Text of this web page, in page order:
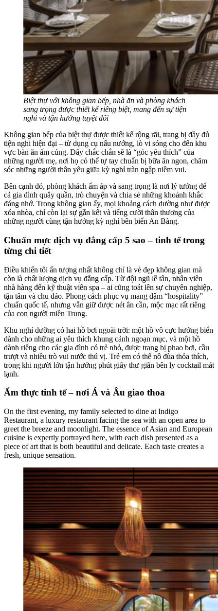
Biệt thự với không gian bếp, nhà ăn và phòng khách
sang trọng được thiết kế riêng biệt, mang đến sự tiện
nghi và tận hưởng tuyệt đối
Không gian bếp của biệt thự được thiết kế rộng rãi, trang bị đầy đủ
tiện nghi hiện đại – từ dụng cụ nấu nướng, lò vi sóng cho đến khu
vực bàn ăn ấm cúng. Đây chắc chắn sẽ là “góc yêu thích” của
những người mẹ, nơi họ có thể tự tay chuẩn bị bữa ăn ngon, chăm
sóc những người thân yêu giữa kỳ nghỉ tràn ngập niềm vui.
Bên cạnh đó, phòng khách ấm áp và sang trọng là nơi lý tưởng để
cả gia đình quây quần, trò chuyện và chia sẻ những khoảnh khắc
đáng nhớ. Trong không gian ấy, mọi khoảng cách dường như được
xóa nhòa, chỉ còn lại sự gắn kết và tiếng cười thân thương của
những người cùng tận hưởng kỳ nghỉ bên biển An Bàng.
Chuẩn mực dịch vụ đẳng cấp 5 sao – tinh tế trong
từng chi tiết
Điều khiến tôi ấn tượng nhất không chỉ là vẻ đẹp không gian mà
còn là chất lượng dịch vụ đẳng cấp. Từ đội ngũ lễ tân, nhân viên
nhà hàng đến kỹ thuật viên spa – ai cũng toát lên sự chuyên nghiệp,
tận tâm và chu đáo. Phong cách phục vụ mang đậm “hospitality”
chuẩn quốc tế, nhưng vẫn giữ được nét ân cần, mộc mạc rất riêng
của con người miền Trung.
Khu nghỉ dưỡng có hai hồ bơi ngoài trời: một hồ vô cực hướng biển
dành cho những ai yêu thích khung cảnh ngoạn mục, và một hồ
dành riêng cho các gia đình có trẻ nhỏ, được trang bị phao bơi, cầu
trượt và nhiều trò vui nước thú vị. Trẻ em có thể nô đùa thỏa thích,
trong khi người lớn tận hưởng phút giây thư giãn bên ly cocktail mát
lạnh.
Ẩm thực tinh tế – nơi Á và Âu giao thoa
On the first evening, my family selected to dine at Indigo
Restaurant, a luxury restaurant facing the sea with an open area to
greet the breeze and moonlight. The essence of Asian and European
cuisine is expertly portrayed here, with each dish presented as a
piece of art that is both beautiful and delicate. Each taste creates a
fresh, unique sensation.